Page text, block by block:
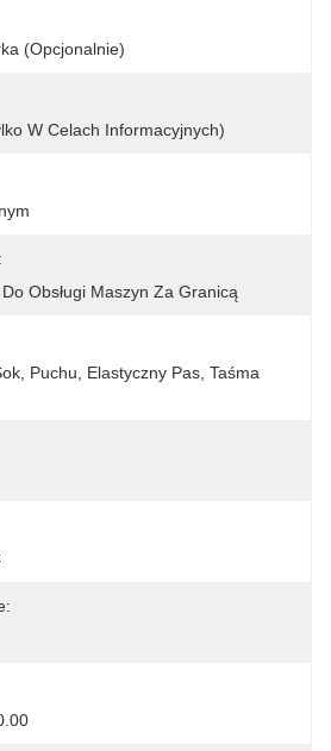
(opcjonalnie)
W Celach Informacyjnych)
Obsługi Maszyn Za Granicą
Puchu, Elastyczny Pas, Taśma